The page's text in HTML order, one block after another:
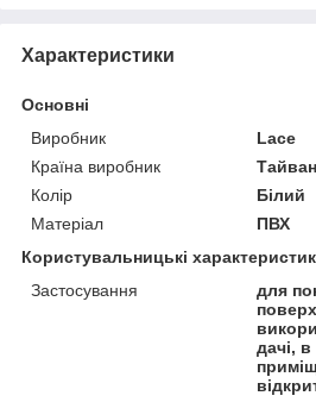
Характеристики
Основні
Виробник
Lace
Країна виробник
Колір
Білий
Матеріал
ПВХ
Користувальницькі
Застосування
для
дачі,